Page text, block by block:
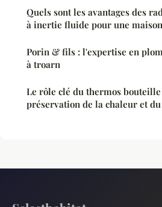
Quels sont les avantages des
à inertie fluide pour une
Porin & fils : l'expertise en
à troarn
Le rôle clé du thermos
préservation de la chaleur et